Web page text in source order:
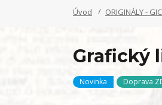
Úvod ORIGINÁLY -
Grafický
Novinka Doprava